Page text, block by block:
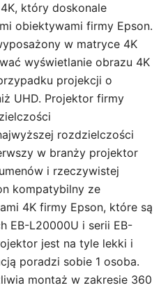
który doskonale
obiektywami firmy Epson.
w matryce 4K
wyświetlanie obrazu 4K
projekcji o
UHD. Projektor firmy
rozdzielczości
w branży projektor
i rzeczywistej
kompatybilny ze
4K firmy Epson, które są
EB-L20000U i serii EB-
jest na tyle lekki i
poradzi sobie 1 osoba.
montaż w zakresie 360